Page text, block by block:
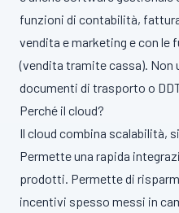
funzioni di contabilità,
vendita e marketing e con le
(vendita tramite cassa).
documenti di trasporto o
Perché il cloud?
Il cloud combina scalabilità,
Permette una rapida
prodotti. Permette di
incentivi spesso messi in